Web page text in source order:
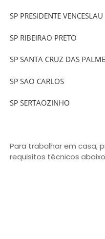
SP PRESIDENTE VENCESLAU
SP RIBEIRAO PRETO
SP SANTA CRUZ DAS
SP SAO CARLOS
SP SERTAOZINHO
Para trabalhar em casa,
requisitos técnicos